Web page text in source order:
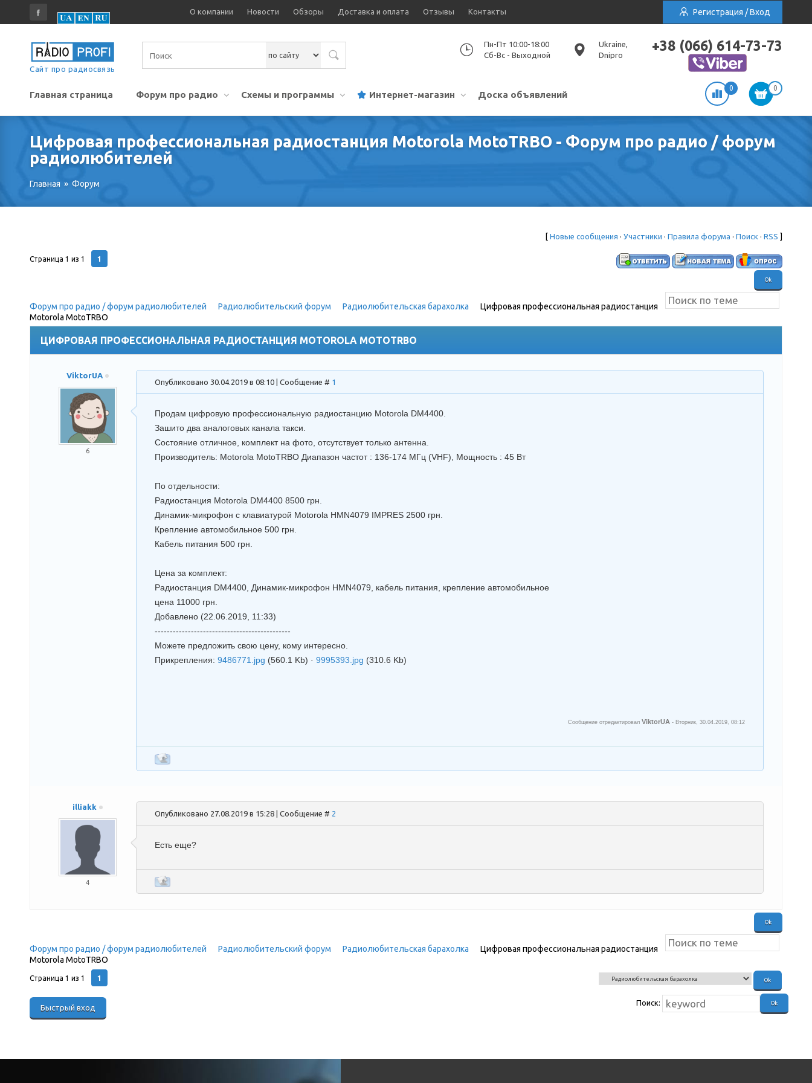
О компании Новости Обзоры Доставка и оплата Отзывы Контакты Регистрация / Вход
Сайт про радиосвязь
Пн-Пт 10:00-18:00
Сб-Вс - Выходной
Ukraine,
Dnipro
+38 (066) 614-73-73
Главная страница Форум про радио Схемы и программы Интернет-магазин Доска объявлений
0 0
Цифровая профессиональная радиостанция Motorola MotoTRBO - Форум про радио / форум
радиолюбителей
Главная » Форум
[ Новые сообщения · Участники · Правила форума · Поиск · RSS ]
Страница 1 из 1 1
Форум про радио / форум радиолюбителей Радиолюбительский форум Радиолюбительская барахолка
Цифровая профессиональная радиостанция
Motorola MotoTRBO
ЦИФРОВАЯ ПРОФЕССИОНАЛЬНАЯ РАДИОСТАНЦИЯ MOTOROLA MOTOTRBO
ViktorUA
6
Опубликовано 30.04.2019 в 08:10 | Сообщение # 1
Продам цифровую профессиональную радиостанцию Motorola DM4400.
Зашито два аналоговых канала такси.
Состояние отличное, комплект на фото, отсутствует только антенна.
Производитель: Motorola MotoTRBO Диапазон частот : 136-174 МГц (VHF), Мощность : 45 Вт
По отдельности:
Радиостанция Motorola DM4400 8500 грн.
Динамик-микрофон с клавиатурой Motorola HMN4079 IMPRES 2500 грн.
Крепление автомобильное 500 грн.
Кабель питания 500 грн.
Цена за комплект:
Радиостанция DM4400, Динамик-микрофон HMN4079, кабель питания, крепление автомобильное
цена 11000 грн
Добавлено (22.06.2019, 11:33)
---------------------------------------------
Можете предложить свою цену, кому интересно.
Прикрепления: 9486771.jpg (560.1 Kb) · 9995393.jpg (310.6 Kb)
Сообщение отредактировал ViktorUA - Вторник, 30.04.2019, 08:12
illiakk
4
Опубликовано 27.08.2019 в 15:28 | Сообщение # 2
Есть еще?
Форум про радио / форум радиолюбителей Радиолюбительский форум Радиолюбительская барахолка
Цифровая профессиональная радиостанция
Motorola MotoTRBO
Страница 1 из 1 1
Поиск: